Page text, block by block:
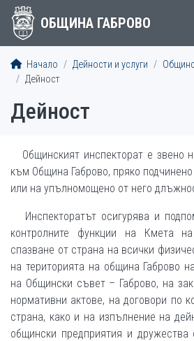
ОБЩИНА ГАБРОВО
Начало Дейности и услуги
Дейност
Дейност
Общинският инспекторат е звено
към Община Габрово, пряко
или на упълномощено от него
Инспекторатът осигурява и
контролните функции на Кмета
спазване от страна на всички
на територията на община Габрово
на Общински съвет – Габрово, на
нормативни актове, на договори по
страна, како и на изпълнение на
общински предприятия и